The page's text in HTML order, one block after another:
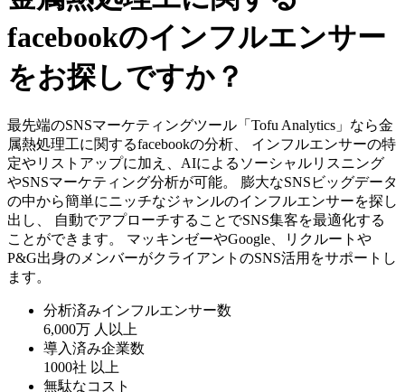
facebookのインフルエンサー
をお探しですか？
最先端のSNSマーケティングツール「Tofu Analytics」なら金
属熱処理工に関するfacebookの分析、 インフルエンサーの特
定やリストアップに加え、AIによるソーシャルリスニング
やSNSマーケティング分析が可能。 膨大なSNSビッグデータ
の中から簡単にニッチなジャンルのインフルエンサーを探し
出し、 自動でアプローチすることでSNS集客を最適化する
ことができます。 マッキンゼーやGoogle、リクルートや
P&G出身のメンバーがクライアントのSNS活用をサポートし
ます。
分析済みインフルエンサー数
6,000万 人以上
導入済み企業数
1000社 以上
無駄なコスト